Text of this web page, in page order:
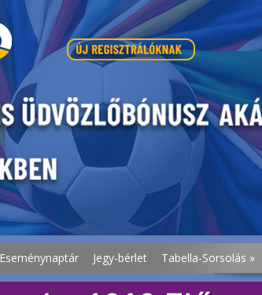
Eseménynaptár Jegy-bérlet Tabella-Sorsolás »